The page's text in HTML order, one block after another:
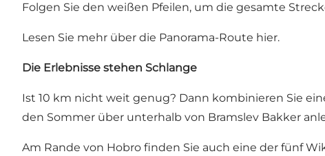
Folgen Sie den weißen Pfeilen, um die gesamte
Lesen Sie mehr über die Panorama-Route hier.
Die Erlebnisse stehen Schlange
Ist 10 km nicht weit genug? Dann kombinieren Sie
den Sommer über unterhalb von Bramslev Bakker
Am Rande von Hobro finden Sie auch eine der fünf